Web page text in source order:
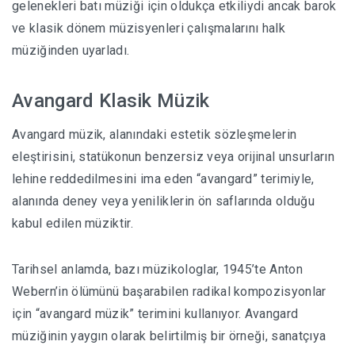
gelenekleri batı müziği için oldukça etkiliydi ancak barok
ve klasik dönem müzisyenleri çalışmalarını halk
müziğinden uyarladı.
Avangard Klasik Müzik
Avangard müzik, alanındaki estetik sözleşmelerin
eleştirisini, statükonun benzersiz veya orijinal unsurların
lehine reddedilmesini ima eden “avangard” terimiyle,
alanında deney veya yeniliklerin ön saflarında olduğu
kabul edilen müziktir.
Tarihsel anlamda, bazı müzikologlar, 1945’te Anton
Webern’in ölümünü başarabilen radikal kompozisyonlar
için “avangard müzik” terimini kullanıyor. Avangard
müziğinin yaygın olarak belirtilmiş bir örneği, sanatçıya